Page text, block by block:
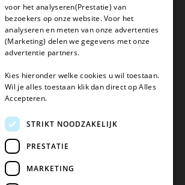
5405 PA Udeninfo(@)koffie-
voor het analyseren(Prestatie) van
bezoekers op onze website. Voor het
analyseren en meten van onze advertenties
(Marketing) delen we gegevens met onze
advertentie partners.
Kies hieronder welke cookies u wil toestaan.
Wil je alles toestaan klik dan direct op Alles
Accepteren.
STRIKT NOODZAKELIJK
PRESTATIE
MARKETING